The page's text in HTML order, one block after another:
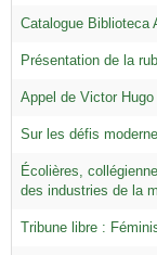
Catalogue Biblioteca
Présentation de la
Appel de Victor
Sur les défis
Écolières,
des industries de la
Tribune libre :